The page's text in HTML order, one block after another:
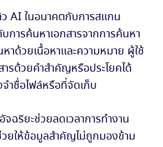
AI ในอนาคตกับการสแกน
การค้นหาเอกสารจากการค้นหา
าด้วยเนื้อหาและความหมาย ผู้ใช้
รด้วยคำสำคัญหรือประโยคได้
ำชื่อไฟล์หรือที่จัดเก็บ
ฉริยะช่วยลดเวลาการทำงาน
ยให้ข้อมูลสำคัญไม่ถูกมองข้าม